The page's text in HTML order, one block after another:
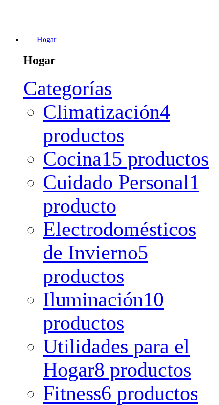
Hogar
Hogar
Categorías
Climatización4
productos
Cocina15 productos
Cuidado Personal1
producto
Electrodomésticos
de Invierno5
productos
Iluminación10
productos
Utilidades para el
Hogar8 productos
Fitness6 productos